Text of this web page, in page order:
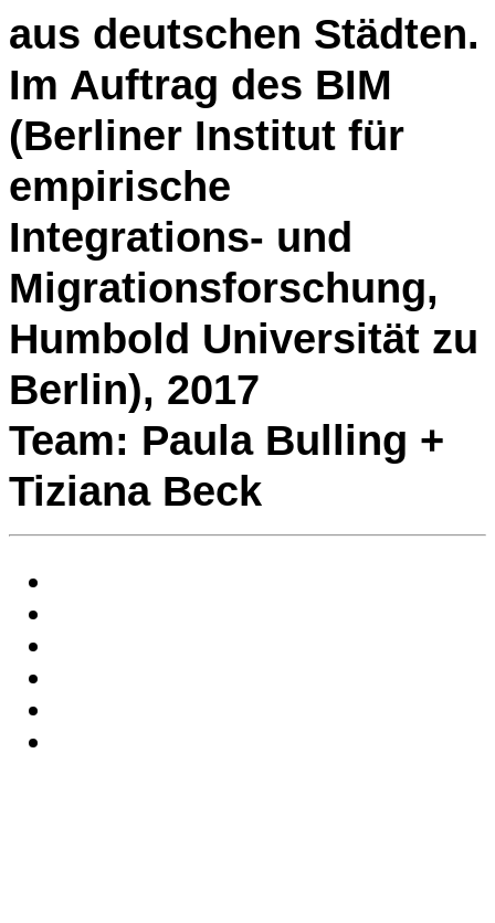
aus deutschen Städten.
Im Auftrag des BIM
(Berliner Institut für
empirische
Integrations- und
Migrationsforschung,
Humbold Universität zu
Berlin), 2017
Team: Paula Bulling +
Tiziana Beck